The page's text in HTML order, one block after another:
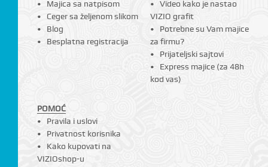
Majica sa natpisom
Ceger sa željenom slikom
Blog
Besplatna registracija
Video kako je nastao
VIZIO grafit
Potrebne su Vam majice
za firmu?
Prijateljski sajtovi
Express majice (za 48h
kod vas)
POMOĆ
Pravila i uslovi
Privatnost korisnika
Kako kupovati na
VIZIOshop-u